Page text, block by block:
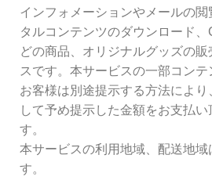
インフォメーションやメールの
タルコンテンツのダウンロード
どの商品、オリジナルグッズの
スです。本サービスの一部コンテ
お客様は別途提示する方法により
して予め提示した金額をお支払い
す。
本サービスの利用地域、配送地域
す。